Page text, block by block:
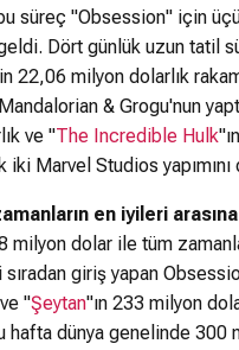
süreç "Obsession" için
Dört günlük uzun tatil
22,06 milyon dolarlık
& Grogu'nun
ve "The Incredible Hulk
iki Marvel Studios
en iyileri
milyon dolar ile tüm
giriş yapan
"Şeytan"ın 233 milyon
dünya genelinde 300